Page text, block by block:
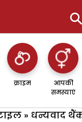
क्राइम
आपकी
समस्याएं
» धन्यवाद